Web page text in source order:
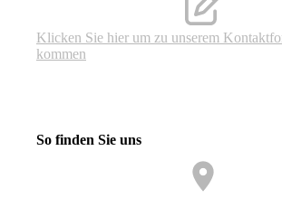
Klicken Sie hier um zu unserem
kommen
So finden Sie uns